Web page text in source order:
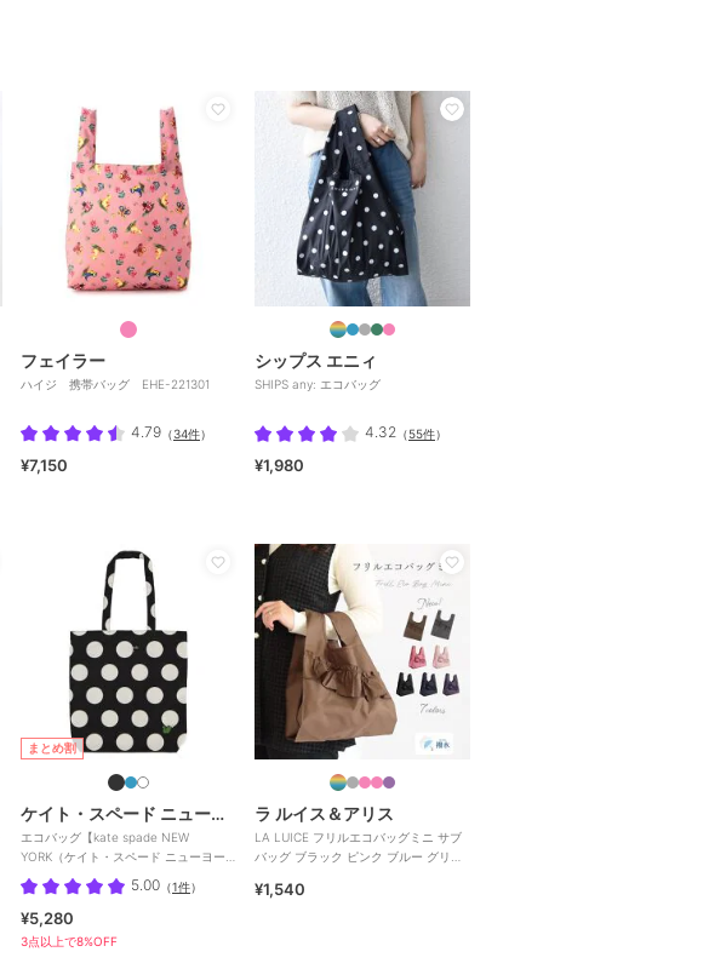
フェイラー
ハイジ 携帯バッグ EHE-221301
4.79 （34件）
¥7,150
シップス エニィ
SHIPS any: エコバッグ
4.32 （55件）
¥1,980
まとめ割
ケイト・スペード ニューヨーク
エコバッグ【kate spade NEW
YORK（ケイト・スペード ニューヨー
ク）】
5.00 （1件）
¥5,280
3点以上で8%OFF
ラ ルイス＆アリス
LA LUICE フリルエコバッグミニ サブ
バッグ ブラック ピンク ブルー グリー
¥1,540